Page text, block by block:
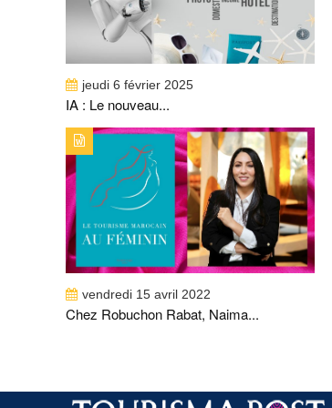
jeudi 6 février 2025
IA : Le nouveau...
TYPE DE PUBLICATION : ALERTES_INFOSTITRE :
CHEZ ROBUCHON RABAT, NAIMA EL FASY SE
DISTINGUE
vendredi 15 avril 2022
Chez Robuchon Rabat, Naima...